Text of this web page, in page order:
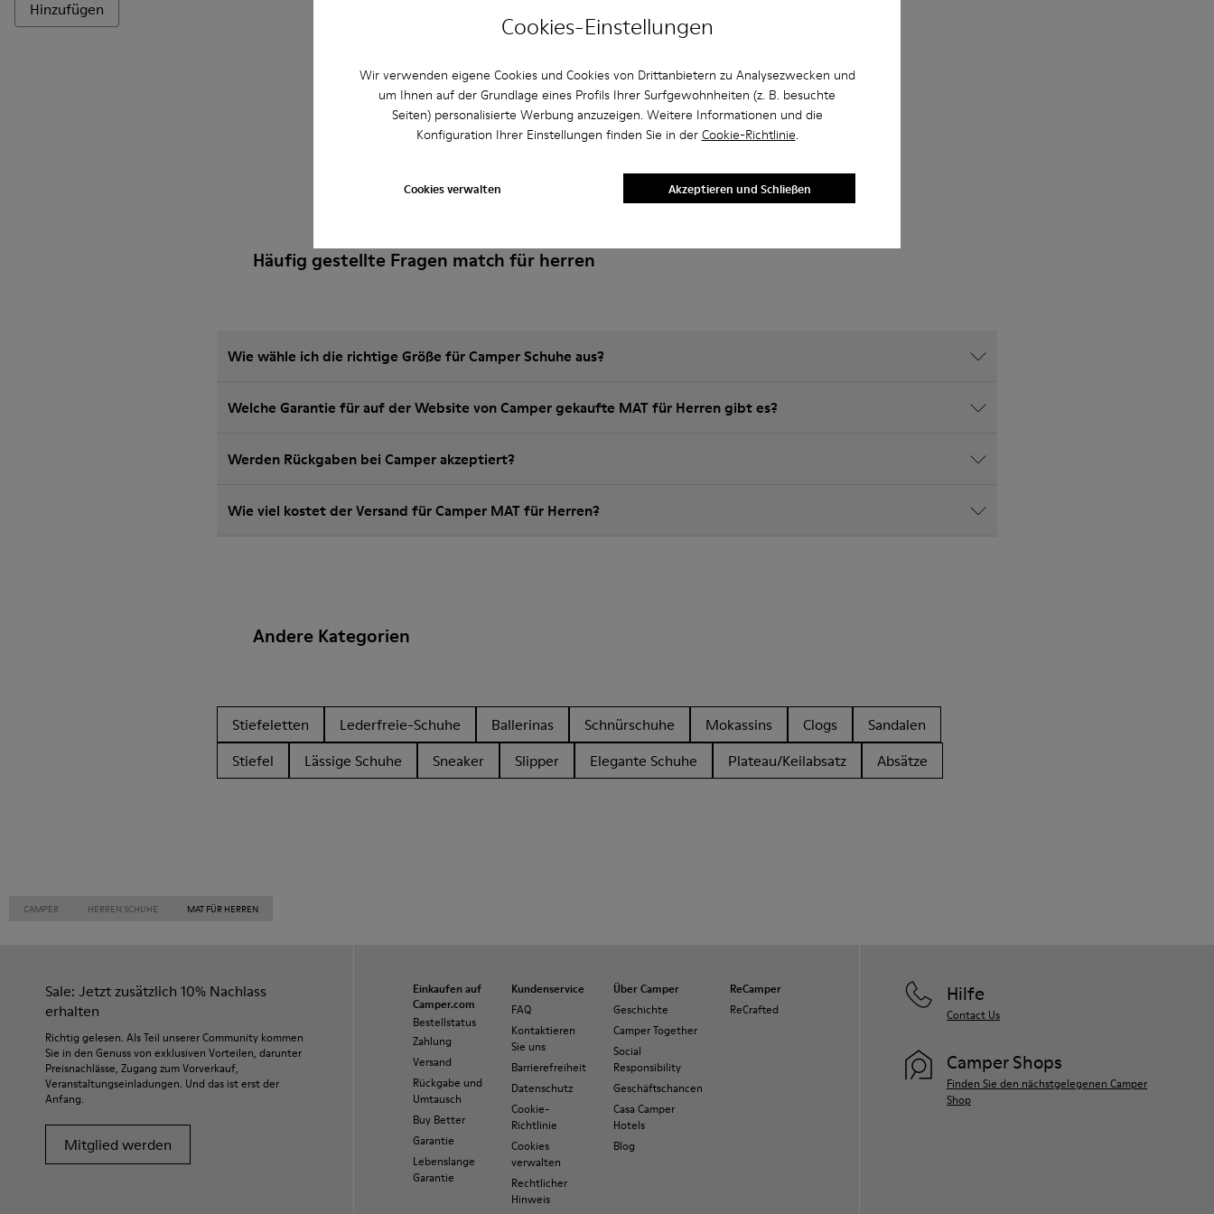
Cookies-Einstellungen
Wir verwenden eigene Cookies und Cookies von Drittanbietern zu Analysezwecken und
um Ihnen auf der Grundlage eines Profils Ihrer Surfgewohnheiten (z. B. besuchte
Seiten) personalisierte Werbung anzuzeigen. Weitere Informationen und die
Konfiguration Ihrer Einstellungen finden Sie in der Cookie-Richtlinie.
Cookies verwalten Akzeptieren und Schließen
Hinzufügen
Häufig gestellte Fragen match für herren
Wie wähle ich die richtige Größe für Camper Schuhe aus?
Welche Garantie für auf der Website von Camper gekaufte MAT für Herren gibt es?
Werden Rückgaben bei Camper akzeptiert?
Wie viel kostet der Versand für Camper MAT für Herren?
Andere Kategorien
Stiefeletten Lederfreie-Schuhe Ballerinas Schnürschuhe Mokassins Clogs
Sandalen
Stiefel
Lässige Schuhe Sneaker Slipper Elegante Schuhe Plateau/Keilabsatz Absätze
CAMPER HERREN SCHUHE MAT FÜR HERREN
Sale: Jetzt zusätzlich 10% Nachlass
erhalten
Richtig gelesen. Als Teil unserer Community kommen
Sie in den Genuss von exklusiven Vorteilen, darunter
Preisnachlässe, Zugang zum Vorverkauf,
Veranstaltungseinladungen. Und das ist erst der
Anfang.
Mitglied werden
Einkaufen auf
Camper.com
Bestellstatus
Zahlung
Versand
Rückgabe und
Umtausch
Buy Better
Garantie
Lebenslange
Garantie
Kundenservice
FAQ
Kontaktieren
Sie uns
Barrierefreiheit
Datenschutz
Cookie-
Richtlinie
Cookies
verwalten
Rechtlicher
Hinweis
Über Camper
Geschichte
Camper Together
Social
Responsibility
Geschäftschancen
Casa Camper
Hotels
Blog
ReCamper
ReCrafted
Hilfe
Contact Us
Camper Shops
Finden Sie den nächstgelegenen Camper
Shop